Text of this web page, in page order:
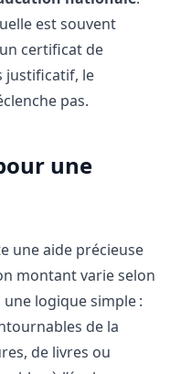
est souvent
certificat de
justificatif, le
pas.
une
une aide précieuse
montant varie selon
logique simple :
de la
de livres ou